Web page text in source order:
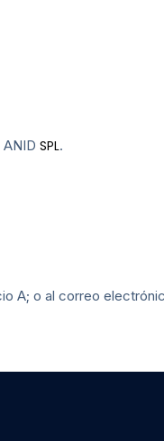
SPL.
A; o al correo